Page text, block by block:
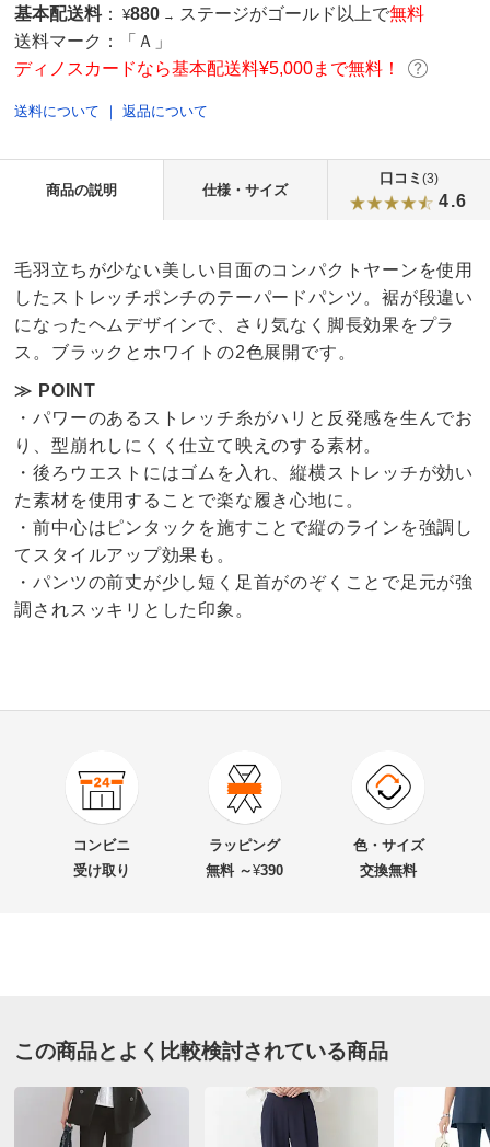
基本配送料 ： ¥880 → ステージがゴールド以上で無料
送料マーク：
「Ａ」
ディノスカードなら基本配送料¥5,000まで無料！
送料について ｜返品について
商品の説明 仕様・サイズ
口コミ (3)
4.6
毛羽立ちが少ない美しい目面のコンパクトヤーンを使用
したストレッチポンチのテーパードパンツ。裾が段違い
になったヘムデザインで、さり気なく脚長効果をプラ
ス。ブラックとホワイトの2色展開です。
≫ POINT
・パワーのあるストレッチ糸がハリと反発感を生んでお
り、型崩れしにくく仕立て映えのする素材。
・後ろウエストにはゴムを入れ、縦横ストレッチが効い
た素材を使用することで楽な履き心地に。
・前中心はピンタックを施すことで縦のラインを強調し
てスタイルアップ効果も。
・パンツの前丈が少し短く足首がのぞくことで足元が強
調されスッキリとした印象。
商品番号 900-PC74-48
お支払い方法 送料について
■色：（ア）ブラック、（イ）ホワイト
■素材：レーヨン63％、ナイロン32％、ポリウレタン5％
■前中心ホック・内掛けボタン・ファスナー開き
★★★★★
★★★★★
★★
★★★
購入したサイズで「ちょうどよかった」
とてもしなやかで履きやすい生地です
綺麗なシルエットで気に入りました
コンビニ
受け取り
ラッピング
無料 ～¥390
色・サイズ
交換無料
この商品とよく比較検討されている商品